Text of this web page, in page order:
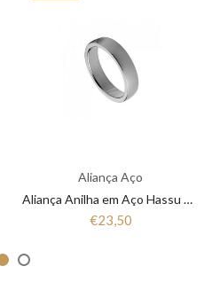
Aliança Aço
Aliança Anilha em Aço Hassu 7HSS010148
€23,50